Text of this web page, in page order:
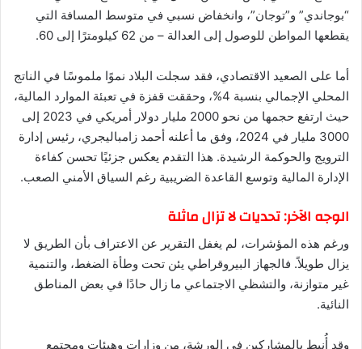
“بوجاندي” و”توجان”، وانخفاض نسبي في متوسط المسافة التي
يقطعها المواطن للوصول إلى العدالة – من 62 كيلومترًا إلى 60.
أما على الصعيد الاقتصادي، فقد سجلت البلاد نموًا ملموسًا في الناتج
المحلي الإجمالي بنسبة 4%، وحققت قفزة في تعبئة الموارد المالية،
حيث ارتفع حجمها من نحو 2000 مليار دولار أمريكي في 2023 إلى
3000 مليار في 2024، وفق ما أعلنه أحمد زامباليجري، رئيس إدارة
الترويج والحوكمة الرشيدة. هذا التقدم يعكس جزئيًا تحسن كفاءة
الإدارة المالية وتوسع القاعدة الضريبية رغم السياق الأمني الصعب.
الوجه الآخر: تحديات لا تزال ماثلة
ورغم هذه المؤشرات، لم يغفل التقرير عن الاعتراف بأن الطريق لا
يزال طويلاً. فالجهاز البيروقراطي يئن تحت وطأة الضغط، والتنمية
غير متوازنة، والتشظي الاجتماعي ما زال حادًا في بعض المناطق
النائية.
وقد أُنيط بالمشاركين في الورشة، من وزارات وهيئات ومجتمع